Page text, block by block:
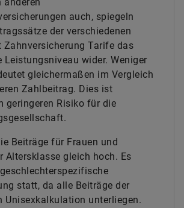
auch, spiegeln
der verschiedenen
Zahnversicherung Tarife das
Leistungsniveau wider. Weniger
gleichermaßen im Vergleich
Zahlbeitrag. Dies ist
geringeren Risiko für die
Beiträge für Frauen und
Altersklasse gleich hoch. Es
statt, da alle Beiträge der
Unisexkalkulation unterliegen.